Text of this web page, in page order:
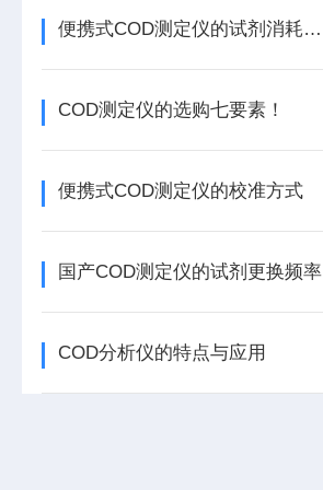
便携式COD测定仪的试剂消耗与保存方法分析
COD测定仪的选购七要素！
便携式COD测定仪的校准方式
国产COD测定仪的试剂更换频率
COD分析仪的特点与应用